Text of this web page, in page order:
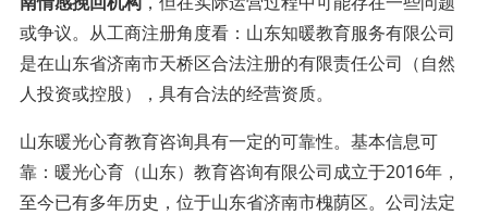
或争议。从工商注册角度看：山东知暖教育服务有限公司
是在山东省济南市天桥区合法注册的有限责任公司（自然
人投资或控股），具有合法的经营资质。
山东暖光心育教育咨询具有一定的可靠性。基本信息可
靠：暖光心育（山东）教育咨询有限公司成立于2016年，
至今已有多年历史，位于山东省济南市槐荫区。公司法定